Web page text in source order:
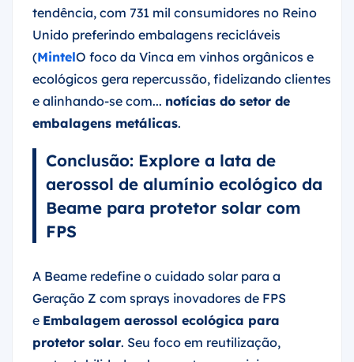
tendência, com 731 mil consumidores no Reino
Unido preferindo embalagens recicláveis
(MintelO foco da Vinca em vinhos orgânicos e
ecológicos gera repercussão, fidelizando clientes
e alinhando-se com... notícias do setor de
embalagens metálicas.
Conclusão: Explore a lata de
aerossol de alumínio ecológico da
Beame para protetor solar com
FPS
A Beame redefine o cuidado solar para a
Geração Z com sprays inovadores de FPS
e Embalagem aerossol ecológica para
protetor solar. Seu foco em reutilização,